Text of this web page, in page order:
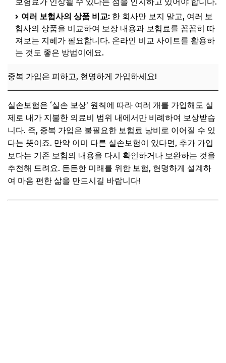
여러 보험사의 상품 비교: 한 회사만 보지 말고, 여러 보
험사의 상품을 비교하여 보장 내용과 보험료를 꼼꼼히 따
져보는 지혜가 필요합니다. 온라인 비교 사이트를 활용하
는 것도 좋은 방법이에요.
중복 가입은 피하고, 현명하게 가입하세요!
실손보험은 ‘실손 보상’ 원칙에 따라 여러 개를 가입해도 실
제로 내가 지불한 의료비 범위 내에서만 비례하여 보상받습
니다. 즉, 중복 가입은 불필요한 보험료 낭비로 이어질 수 있
다는 뜻이죠. 만약 이미 다른 실손보험이 있다면, 추가 가입
보다는 기존 보험의 내용을 다시 확인하거나 보완하는 것을
추천해 드려요. 든든한 미래를 위한 보험, 현명하게 설계하
여 마음 편한 삶을 만드시길 바랍니다!